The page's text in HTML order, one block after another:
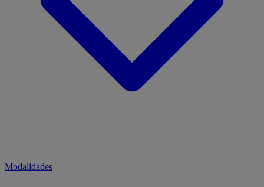
Modalidades